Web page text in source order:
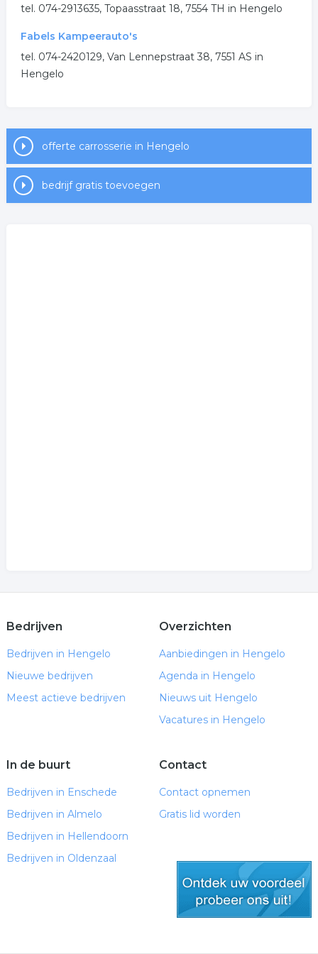
.tel. 074-2913635, Topaasstraat 18, 7554 TH in Hengelo
Fabels Kampeerauto's
tel. 074-2420129, Van Lennepstraat 38, 7551 AS in
Hengelo
offerte carrosserie in Hengelo
bedrijf gratis toevoegen
Bedrijven
Bedrijven in Hengelo
Nieuwe bedrijven
Meest actieve bedrijven
Overzichten
Aanbiedingen in Hengelo
Agenda in Hengelo
Nieuws uit Hengelo
Vacatures in Hengelo
In de buurt
Bedrijven in Enschede
Bedrijven in Almelo
Bedrijven in Hellendoorn
Bedrijven in Oldenzaal
Contact
Contact opnemen
Gratis lid worden